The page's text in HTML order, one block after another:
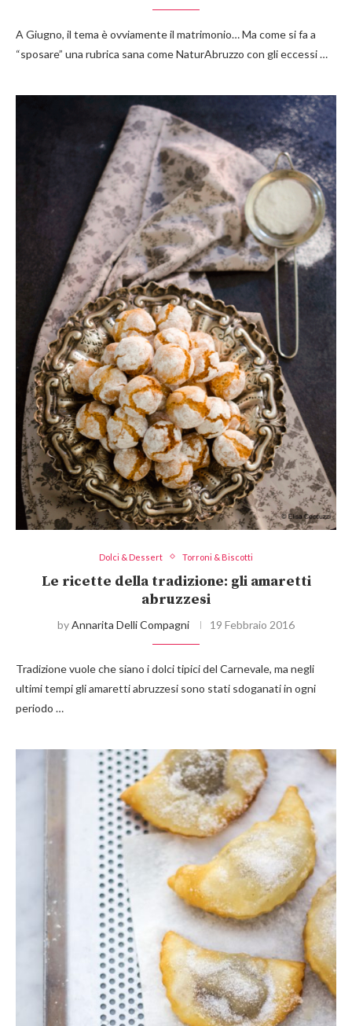
A Giugno, il tema è ovviamente il matrimonio… Ma come si fa a
“sposare” una rubrica sana come NaturAbruzzo con gli eccessi …
Dolci & Dessert Torroni & Biscotti
Le ricette della tradizione: gli amaretti
abruzzesi
byAnnarita Delli Compagni 19 Febbraio 2016
Tradizione vuole che siano i dolci tipici del Carnevale, ma negli
ultimi tempi gli amaretti abruzzesi sono stati sdoganati in ogni
periodo …